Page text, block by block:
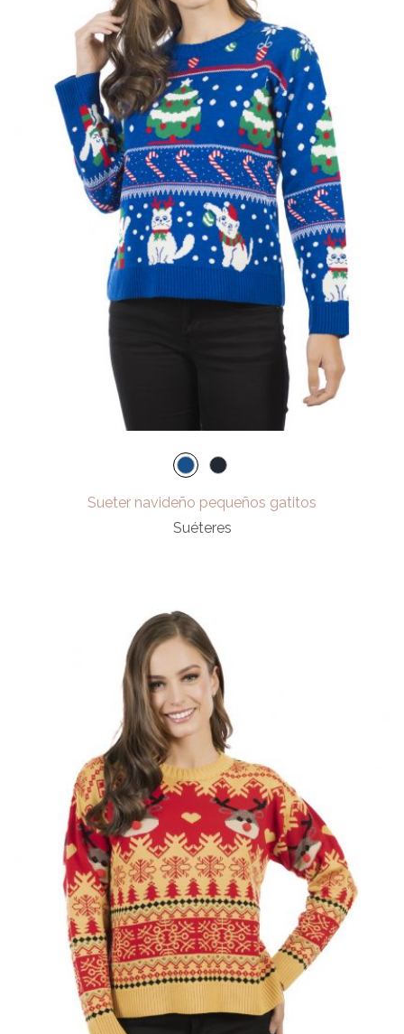
Sueter navideño pequeños gatitos
Suéteres